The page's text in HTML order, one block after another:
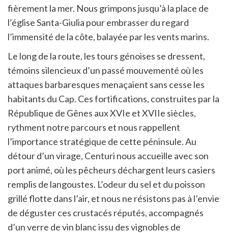
fièrement la mer. Nous grimpons jusqu’à la place de
l’église Santa-Giulia pour embrasser du regard
l’immensité de la côte, balayée par les vents marins.
Le long de la route, les tours génoises se dressent,
témoins silencieux d’un passé mouvementé où les
attaques barbaresques menaçaient sans cesse les
habitants du Cap. Ces fortifications, construites par la
République de Gênes aux XVIe et XVIIe siècles,
rythment notre parcours et nous rappellent
l’importance stratégique de cette péninsule. Au
détour d’un virage, Centuri nous accueille avec son
port animé, où les pêcheurs déchargent leurs casiers
remplis de langoustes. L’odeur du sel et du poisson
grillé flotte dans l’air, et nous ne résistons pas à l’envie
de déguster ces crustacés réputés, accompagnés
d’un verre de vin blanc issu des vignobles de